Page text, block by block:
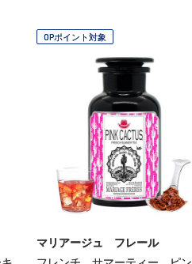
OPポイント対象
マリアージュ フレール